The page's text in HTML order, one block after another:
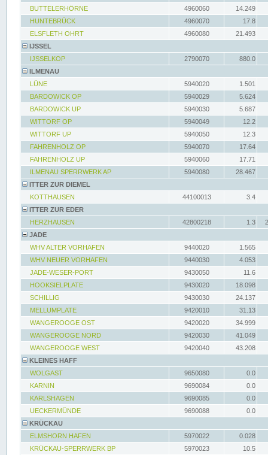
BUTTELERHÖRNE
4960060
14.249
HUNTEBRÜCK
4960070
17.8
ELSFLETH OHRT
4960080
21.493
IJSSEL
IJSSELKOP
2790070
880.0
ILMENAU
LÜNE
5940020
1.501
BARDOWICK OP
5940029
5.624
BARDOWICK UP
5940030
5.687
WITTORF OP
5940049
12.2
WITTORF UP
5940050
12.3
FAHRENHOLZ OP
5940070
17.64
FAHRENHOLZ UP
5940060
17.71
ILMENAU SPERRWERK AP
5940080
28.467
ITTER ZUR DIEMEL
KOTTHAUSEN
44100013
3.4
ITTER ZUR EDER
HERZHAUSEN
42800218 1.3
JADE
WHV ALTER VORHAFEN
9440020
1.565
WHV NEUER VORHAFEN
9440030
4.053
JADE-WESER-PORT
9430050
11.6
HOOKSIELPLATE
9430020
18.098
SCHILLIG
9430030
24.137
MELLUMPLATE
9420010
31.13
WANGEROOGE OST
9420020
34.999
WANGEROOGE NORD
9420030
41.049
WANGEROOGE WEST
9420040
43.208
KLEINES HAFF
WOLGAST
9650080
0.0
KARNIN
9690084
0.0
KARLSHAGEN
9690085
0.0
UECKERMÜNDE
9690088
0.0
KRÜCKAU
ELMSHORN HAFEN
5970022
0.028
KRÜCKAU-SPERRWERK BP
5970023
10.5